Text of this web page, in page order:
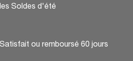
Soldes d'été
ou remboursé 60 jours